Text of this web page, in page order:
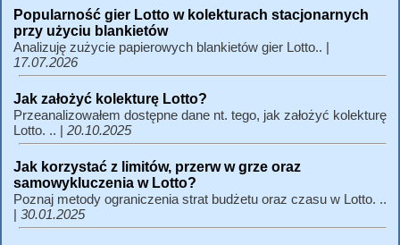
Popularność gier Lotto w kolekturach stacjonarnych
przy użyciu blankietów
Analizuję zużycie papierowych blankietów gier Lotto.. |
17.07.2026
Jak założyć kolekturę Lotto?
Przeanalizowałem dostępne dane nt. tego, jak założyć kolekturę
Lotto. .. | 20.10.2025
Jak korzystać z limitów, przerw w grze oraz
samowykluczenia w Lotto?
Poznaj metody ograniczenia strat budżetu oraz czasu w Lotto. ..
| 30.01.2025